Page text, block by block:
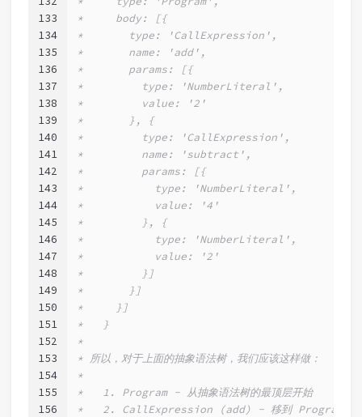
133
134
135
136
137
138
139
140
141
142
143
144
145
146
147
148
149
150
151
152
153
154
155
156
*     body: [{
*       type: 'CallExpression',
*       name: 'add',
*       params: [{
*         type: 'NumberLiteral',
*         value: '2'
*       }, {
*         type: 'CallExpression',
*         name: 'subtract',
*         params: [{
*           type: 'NumberLiteral',
*           value: '4'
*         }, {
*           type: 'NumberLiteral',
*           value: '2'
*         }]
*       }]
*     }]
*   }
*
* 所以，对于上面的抽象语法树，我们应该这样做：
*
*   1. Program - 从抽象语法树的最顶层开始
*   2. CallExpression (add) - 移到 Program 的